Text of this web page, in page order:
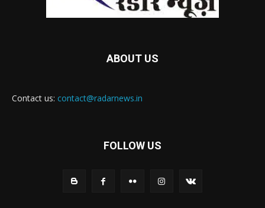
ABOUT US
Contact us: contact@radarnews.in
FOLLOW US